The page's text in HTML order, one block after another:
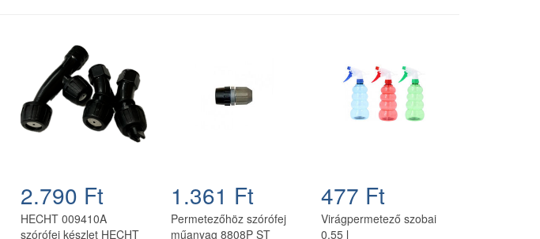
2.790 Ft
HECHT 009410A
szórófej készlet HECHT
1.361 Ft
Permetezőhöz szórófej
műanyag 8808P ST
477 Ft
Virágpermetező szobai
0,55 l